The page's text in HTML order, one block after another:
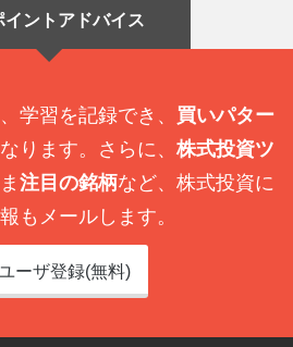
イントアドバイス
学習を記録でき、 買いパター
ります。さらに、 株式投資ツ
注目の銘柄など、株式投資に
もメールします。
ーザ登録(無料)